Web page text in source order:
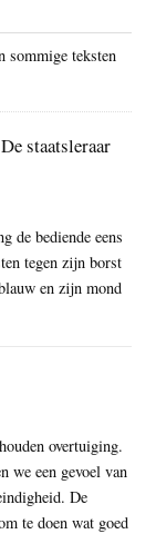
sommige teksten
staatsleraar
de bediende eens
tegen zijn borst
en zijn mond
overtuiging.
we een gevoel van
De
te doen wat goed